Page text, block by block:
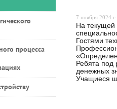
процесса
7 ноября 2024 г.
На текущей
Гостями
Ребята под
денежных
Учащиеся